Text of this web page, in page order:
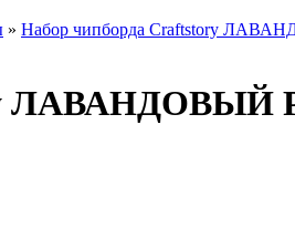
» Набор чипборда Craftstory
ЛАВАНДОВЫЙ